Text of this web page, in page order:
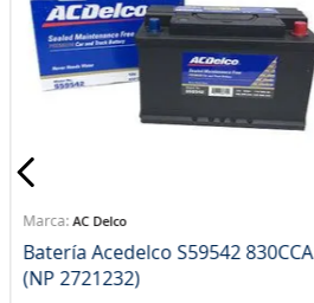
AC Delco
Batería Acedelco S59542 830CCA
(NP 2721232)